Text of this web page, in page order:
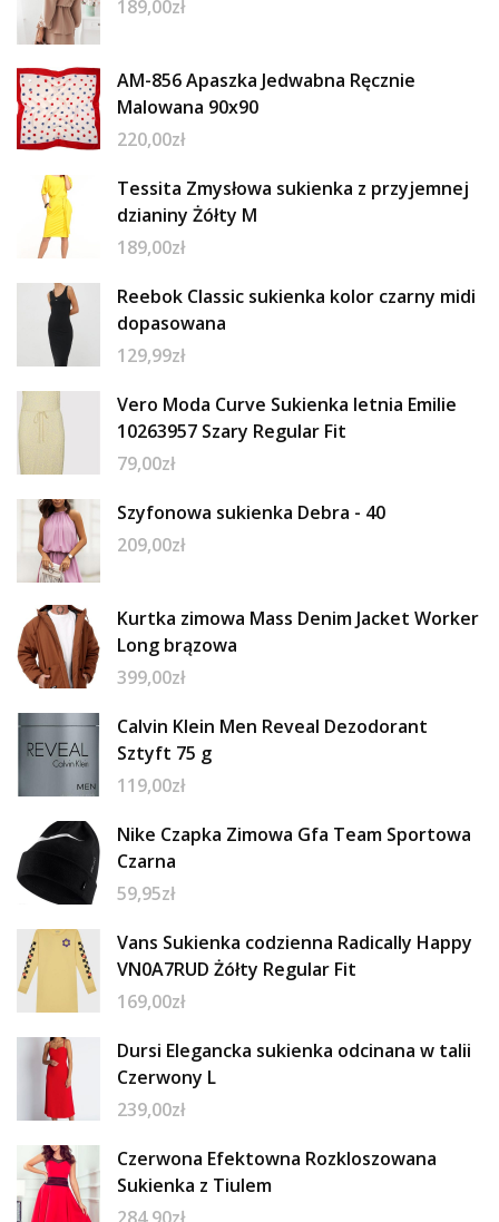
189,00zł
AM-856 Apaszka Jedwabna Ręcznie
Malowana 90x90
220,00zł
Tessita Zmysłowa sukienka z przyjemnej
dzianiny Żółty M
189,00zł
Reebok Classic sukienka kolor czarny midi
dopasowana
129,99zł
Vero Moda Curve Sukienka letnia Emilie
10263957 Szary Regular Fit
79,00zł
Szyfonowa sukienka Debra - 40
209,00zł
Kurtka zimowa Mass Denim Jacket Worker
Long brązowa
399,00zł
Calvin Klein Men Reveal Dezodorant
Sztyft 75 g
119,00zł
Nike Czapka Zimowa Gfa Team Sportowa
Czarna
59,95zł
Vans Sukienka codzienna Radically Happy
VN0A7RUD Żółty Regular Fit
169,00zł
Dursi Elegancka sukienka odcinana w talii
Czerwony L
239,00zł
Czerwona Efektowna Rozkloszowana
Sukienka z Tiulem